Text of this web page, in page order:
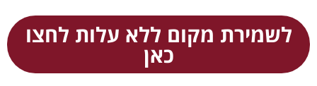
לשמירת מקום ללא עלות לחצו
כאן